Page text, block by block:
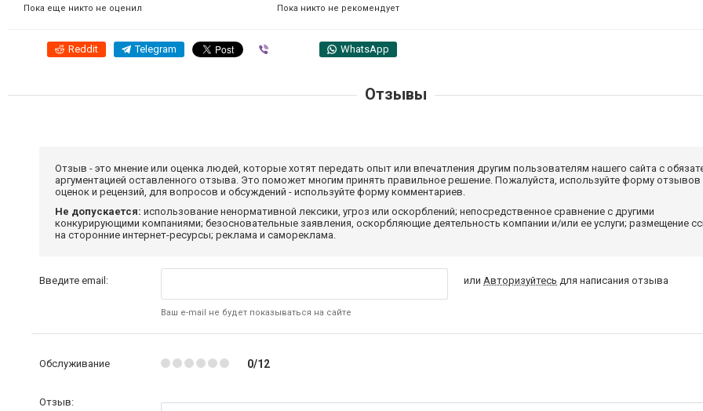
Пока еще никто не оценил Пока никто не рекомендует
Reddit Telegram WhatsApp
Отзывы
Отзыв - это мнение или оценка людей, которые хотят передать опыт или впечатления другим пользователям нашего сайта с
аргументацией оставленного отзыва. Это поможет многим принять правильное решение. Пожалуйста, используйте форму отзывов
оценок и рецензий, для вопросов и обсуждений - используйте форму комментариев.
Не допускается: использование ненормативной лексики, угроз или оскорблений; непосредственное сравнение с другими
конкурирующими компаниями; безосновательные заявления, оскорбляющие деятельность компании и/или ее услуги; размещение
на сторонние интернет-ресурсы; реклама и самореклама.
Введите email:
Ваш e-mail не будет показываться на сайте
илиАвторизуйтесь для написания отзыва
Обслуживание 0/12
Отзыв: